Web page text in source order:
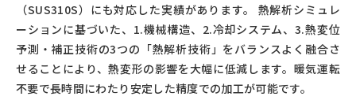
（SUS310S）にも対応した実績があります。 熱解析シミュレ
ーションに基づいた、1.機械構造、2.冷却システム、3.熱変位
予測・補正技術の3つの「熱解析技術」をバランスよく融合さ
せることにより、熱変形の影響を大幅に低減します。暖気運転
不要で長時間にわたり安定した精度での加工が可能です。